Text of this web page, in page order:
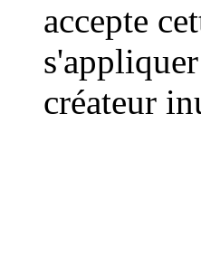
accepte
créateur